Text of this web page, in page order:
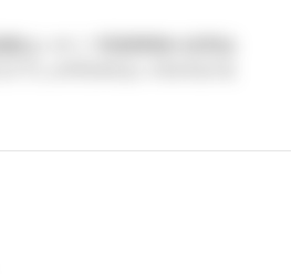
はいやくで医療事務の説明会